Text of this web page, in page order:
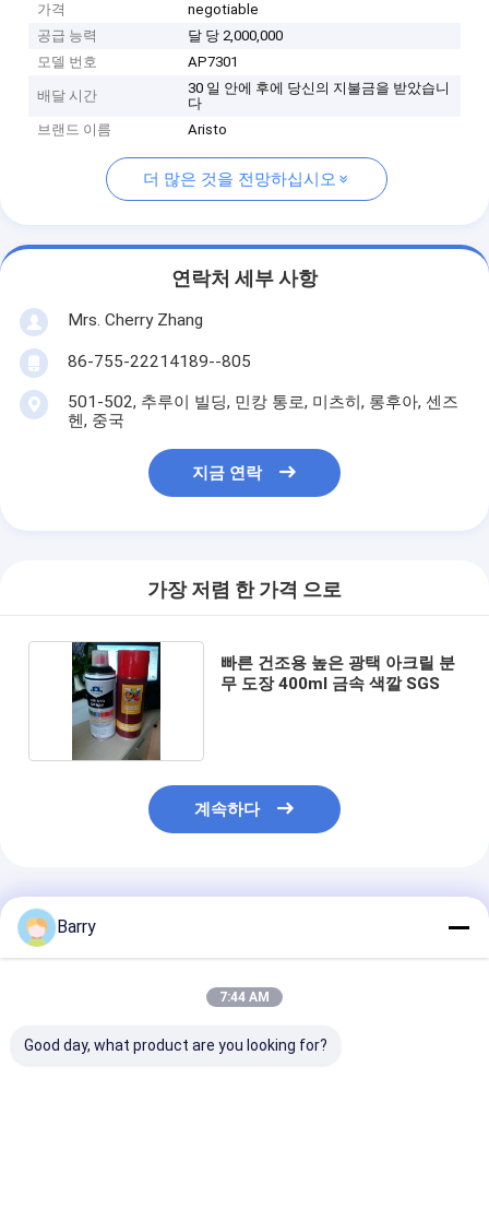
가격
negotiable
공급 능력
달 당 2,000,000
모델 번호
AP7301
배달 시간
30 일 안에 후에 당신의 지불금을 받았습니
다
브랜드 이름
Aristo
더 많은 것을 전망하십시오
연락처 세부 사항
Mrs. Cherry Zhang
86-755-22214189--805
501-502, 추루이 빌딩, 민캉 통로, 미츠히, 롱후아, 센즈
헨, 중국
지금 연락
가장 저렴 한 가격 으로
빠른 건조용 높은 광택 아크릴 분
무 도장 400ml 금속 색깔 SGS
계속하다
추천된 제품
Barry
7:44 AM
Good day, what product are you looking for?